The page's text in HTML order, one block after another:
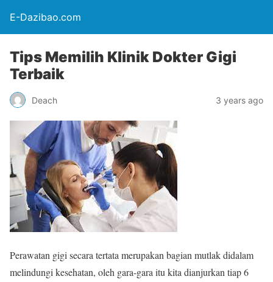
E-Dazibao.com
Tips Memilih Klinik Dokter Gigi
Terbaik
Deach 3 years ago
Perawatan gigi secara tertata merupakan bagian mutlak didalam
melindungi kesehatan, oleh gara-gara itu kita dianjurkan tiap 6